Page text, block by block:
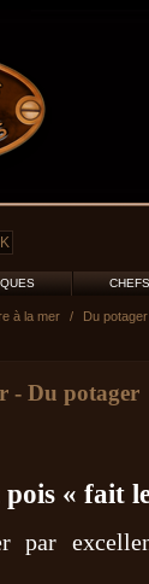
CHEFS
à la mer / Du potager
- Du potager
pois « fait
par